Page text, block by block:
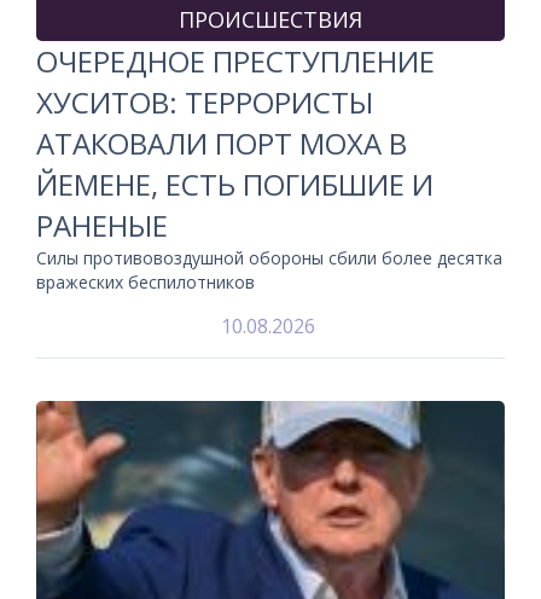
ПРОИСШЕСТВИЯ
ОЧЕРЕДНОЕ ПРЕСТУПЛЕНИЕ
ХУСИТОВ: ТЕРРОРИСТЫ
АТАКОВАЛИ ПОРТ МОХА В
ЙЕМЕНЕ, ЕСТЬ ПОГИБШИЕ И
РАНЕНЫЕ
Силы противовоздушной обороны сбили более десятка
вражеских беспилотников
10.08.2026